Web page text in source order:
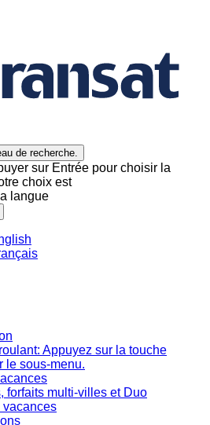
de recherche.
sur Entrée pour choisir la
choix est
langue
Appuyez sur la touche
le sous-menu.
forfaits multi-villes et Duo
vacances